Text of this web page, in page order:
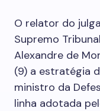
O relator do
Supremo
Alexandre de
(9) a estratégia
ministro da
linha adotada